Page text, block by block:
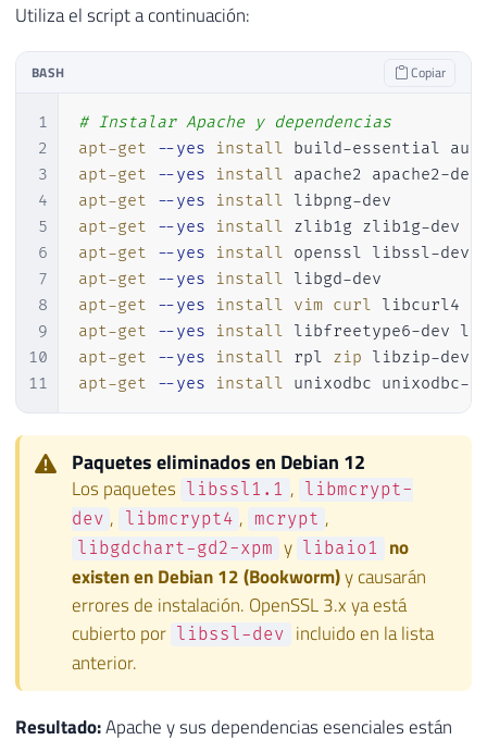
Utiliza el script a continuación:
BASH Copiar
1
2
3
4
5
6
7
8
9
10
11
# Instalar Apache y dependencias
apt-get
--yes
install
apt-get
--yes
install
apt-get
--yes install
apt-get
--yes
install
apt-get
--yes install
apt-get
--yes install
apt-get
--yes install vim curl
apt-get
--yes
install
apt-get
--yes install rpl zip libzip-dev
apt-get
--yes install unixodbc unixodbc-
Paquetes eliminados en Debian 12
Los paquetes libssl1.1 ,
libmcrypt-
dev , libmcrypt4 , mcrypt ,
libgdchart-gd2-xpm y libaio1
no
existen en Debian 12 (Bookworm)y causarán
errores de instalación. OpenSSL 3.x ya está
cubierto por
libssl-dev
incluido en la lista
anterior.
Resultado:Apache y sus dependencias esenciales están